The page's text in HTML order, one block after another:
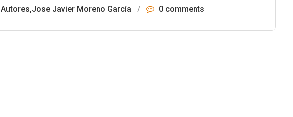
Autores,Jose Javier Moreno García / 0 comments